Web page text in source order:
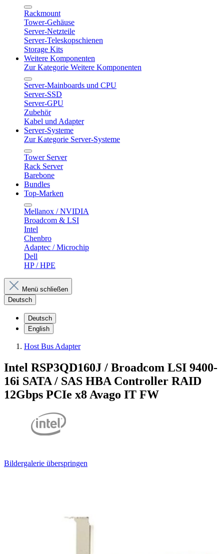
Rackmount
Tower-Gehäuse
Server-Netzteile
Server-Teleskopschienen
Storage Kits
Weitere Komponenten
Zur Kategorie Weitere Komponenten
Server-Mainboards und CPU
Server-SSD
Server-GPU
Zubehör
Kabel und Adapter
Server-Systeme
Zur Kategorie Server-Systeme
Tower Server
Rack Server
Barebone
Bundles
Top-Marken
Mellanox / NVIDIA
Broadcom & LSI
Intel
Chenbro
Adaptec / Microchip
Dell
HP / HPE
Menü schließen
Deutsch
Deutsch
English
Host Bus Adapter
Intel RSP3QD160J / Broadcom LSI 9400-
16i SATA / SAS HBA Controller RAID
12Gbps PCIe x8 Avago IT FW
Bildergalerie überspringen